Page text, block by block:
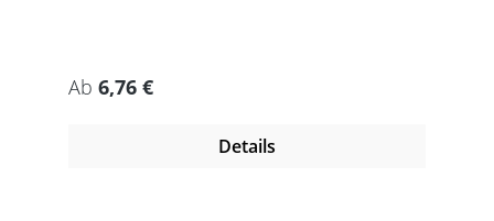
Regulärer Preis:
Ab 6,76 €
Details